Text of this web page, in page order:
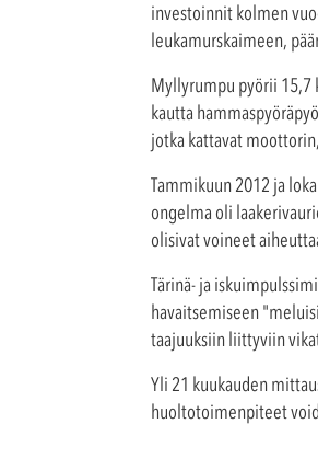
investoinnit kolmen
leukamurskaimeen,
Myllyrumpu pyörii 15,7
kautta
jotka kattavat
Tammikuun 2012 ja
ongelma oli
olisivat voineet
Tärinä- ja
havaitsemiseen
taajuuksiin liittyviin
Yli 21 kuukauden
huoltotoimenpiteet